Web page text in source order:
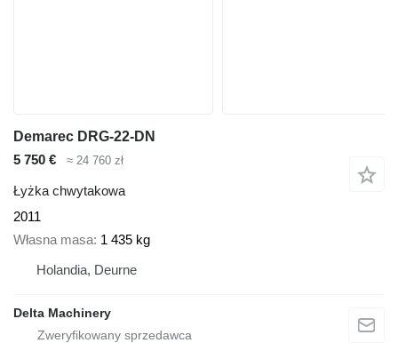
Demarec DRG-22-DN
5 750 €
≈ 24 760 zł
Łyżka chwytakowa
2011
Własna masa 1 435 kg
Holandia, Deurne
Delta Machinery